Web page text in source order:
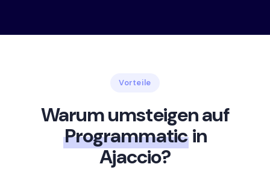
Vorteile
Warum umsteigen auf
Programmaticin
Ajaccio?